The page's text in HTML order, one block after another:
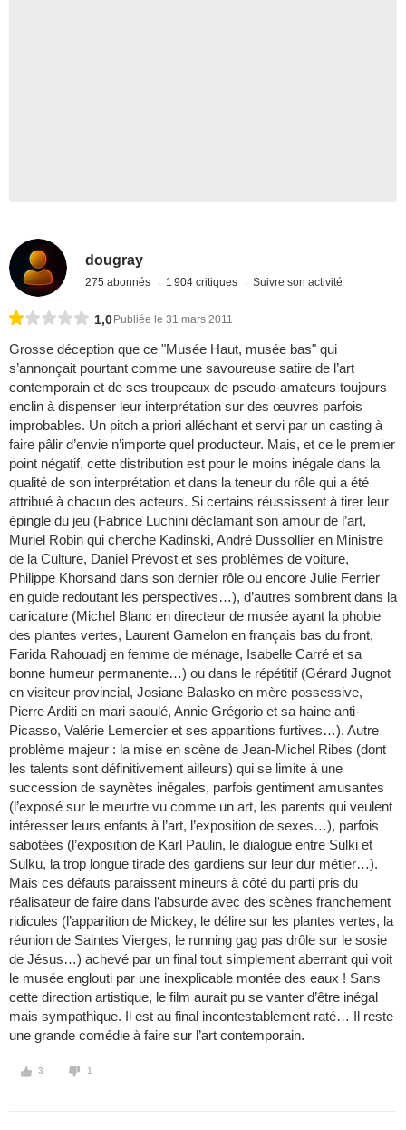
dougray
275 abonnés 1 904 critiques Suivre son activité
1,0 Publiée le 31 mars 2011
Grosse déception que ce "Musée Haut, musée bas" qui
s’annonçait pourtant comme une savoureuse satire de l’art
contemporain et de ses troupeaux de pseudo-amateurs toujours
enclin à dispenser leur interprétation sur des œuvres parfois
improbables. Un pitch a priori alléchant et servi par un casting à
faire pâlir d’envie n’importe quel producteur. Mais, et ce le premier
point négatif, cette distribution est pour le moins inégale dans la
qualité de son interprétation et dans la teneur du rôle qui a été
attribué à chacun des acteurs. Si certains réussissent à tirer leur
épingle du jeu (Fabrice Luchini déclamant son amour de l’art,
Muriel Robin qui cherche Kadinski, André Dussollier en Ministre
de la Culture, Daniel Prévost et ses problèmes de voiture,
Philippe Khorsand dans son dernier rôle ou encore Julie Ferrier
en guide redoutant les perspectives…), d’autres sombrent dans la
caricature (Michel Blanc en directeur de musée ayant la phobie
des plantes vertes, Laurent Gamelon en français bas du front,
Farida Rahouadj en femme de ménage, Isabelle Carré et sa
bonne humeur permanente…) ou dans le répétitif (Gérard Jugnot
en visiteur provincial, Josiane Balasko en mère possessive,
Pierre Arditi en mari saoulé, Annie Grégorio et sa haine anti-
Picasso, Valérie Lemercier et ses apparitions furtives…). Autre
problème majeur : la mise en scène de Jean-Michel Ribes (dont
les talents sont définitivement ailleurs) qui se limite à une
succession de saynètes inégales, parfois gentiment amusantes
(l’exposé sur le meurtre vu comme un art, les parents qui veulent
intéresser leurs enfants à l’art, l’exposition de sexes…), parfois
sabotées (l’exposition de Karl Paulin, le dialogue entre Sulki et
Sulku, la trop longue tirade des gardiens sur leur dur métier…).
Mais ces défauts paraissent mineurs à côté du parti pris du
réalisateur de faire dans l’absurde avec des scènes franchement
ridicules (l’apparition de Mickey, le délire sur les plantes vertes, la
réunion de Saintes Vierges, le running gag pas drôle sur le sosie
de Jésus…) achevé par un final tout simplement aberrant qui voit
le musée englouti par une inexplicable montée des eaux ! Sans
cette direction artistique, le film aurait pu se vanter d’être inégal
mais sympathique. Il est au final incontestablement raté… Il reste
une grande comédie à faire sur l’art contemporain.
3 1